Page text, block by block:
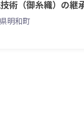
技術（御糸織）の継
集します
明和町